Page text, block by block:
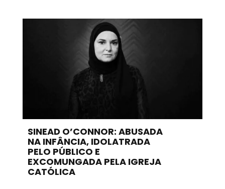
SINEAD O’CONNOR: ABUSADA
NA INFÂNCIA, IDOLATRADA
PELO PÚBLICO E
EXCOMUNGADA PELA IGREJA
CATÓLICA